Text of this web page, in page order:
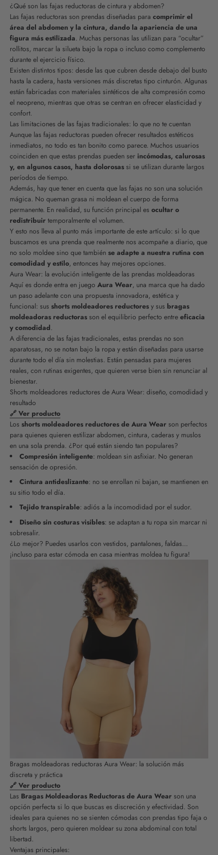
¿Qué son las fajas reductoras de cintura y abdomen?
Las fajas reductoras son prendas diseñadas para comprimir el
área del abdomen y la cintura, dando la apariencia de una
figura más estilizada. Muchas personas las utilizan para “ocultar”
rollitos, marcar la silueta bajo la ropa o incluso como complemento
durante el ejercicio físico.
Existen distintos tipos: desde las que cubren desde debajo del busto
hasta la cadera, hasta versiones más discretas tipo cinturón. Algunas
están fabricadas con materiales sintéticos de alta compresión como
el neopreno, mientras que otras se centran en ofrecer elasticidad y
confort.
Las limitaciones de las fajas tradicionales: lo que no te cuentan
Aunque las fajas reductoras pueden ofrecer resultados estéticos
inmediatos, no todo es tan bonito como parece. Muchos usuarios
coinciden en que estas prendas pueden ser incómodas, calurosas
y, en algunos casos, hasta dolorosas si se utilizan durante largos
períodos de tiempo.
Además, hay que tener en cuenta que las fajas no son una solución
mágica. No queman grasa ni moldean el cuerpo de forma
permanente. En realidad, su función principal es ocultar o
redistribuir temporalmente el volumen.
Y esto nos lleva al punto más importante de este artículo: si lo que
buscamos es una prenda que realmente nos acompañe a diario, que
no solo moldee sino que también se adapte a nuestra rutina con
comodidad y estilo, entonces hay mejores opciones.
Aura Wear: la evolución inteligente de las prendas moldeadoras
Aquí es donde entra en juego Aura Wear, una marca que ha dado
un paso adelante con una propuesta innovadora, estética y
funcional: sus shorts moldeadores reductores y sus bragas
moldeadoras reductoras son el equilibrio perfecto entre eficacia
y comodidad.
A diferencia de las fajas tradicionales, estas prendas no son
aparatosas, no se notan bajo la ropa y están diseñadas para usarse
durante todo el día sin molestias. Están pensadas para mujeres
reales, con rutinas exigentes, que quieren verse bien sin renunciar al
bienestar.
Shorts moldeadores reductores de Aura Wear: diseño, comodidad y
resultado
🔗 Ver producto
Los shorts moldeadores reductores de Aura Wear son perfectos
para quienes quieren estilizar abdomen, cintura, caderas y muslos
en una sola prenda. ¿Por qué están siendo tan populares?
Compresión inteligente: moldean sin asfixiar. No generan
sensación de opresión.
Cintura antideslizante: no se enrollan ni bajan, se mantienen en
su sitio todo el día.
Tejido transpirable: adiós a la incomodidad por el sudor.
Diseño sin costuras visibles: se adaptan a tu ropa sin marcar ni
sobresalir.
¿Lo mejor? Puedes usarlos con vestidos, pantalones, faldas...
¡incluso para estar cómoda en casa mientras moldea tu figura!
Bragas moldeadoras reductoras Aura Wear: la solución más
discreta y práctica
🔗 Ver producto
Las Bragas Moldeadoras Reductoras de Aura Wear son una
opción perfecta si lo que buscas es discreción y efectividad. Son
ideales para quienes no se sienten cómodas con prendas tipo faja o
shorts largos, pero quieren moldear su zona abdominal con total
libertad.
Ventajas principales: